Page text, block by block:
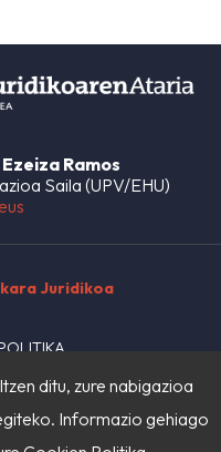
Ramos
Saila (UPV/EHU)
Juridikoa
ditu, zure nabigazioa
Informazio gehiago